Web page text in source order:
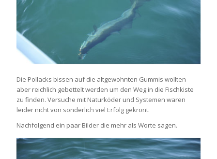
Die Pollacks bissen auf die altgewohnten Gummis wollten
aber reichlich gebettelt werden um den Weg in die Fischkiste
zu finden. Versuche mit Naturköder und Systemen waren
leider nicht von sonderlich viel Erfolg gekrönt.
Nachfolgend ein paar Bilder die mehr als Worte sagen.